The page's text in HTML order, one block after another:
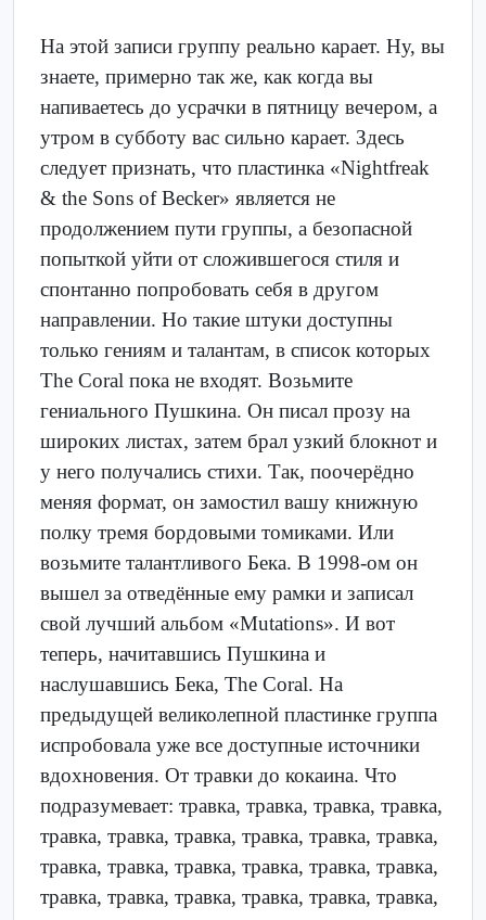
На этой записи группу реально карает. Ну, вы
знаете, примерно так же, как когда вы
напиваетесь до усрачки в пятницу вечером, а
утром в субботу вас сильно карает. Здесь
следует признать, что пластинка «Nightfreak
& the Sons of Becker» является не
продолжением пути группы, а безопасной
попыткой уйти от сложившегося стиля и
спонтанно попробовать себя в другом
направлении. Но такие штуки доступны
только гениям и талантам, в список которых
The Coral пока не входят. Возьмите
гениального Пушкина. Он писал прозу на
широких листах, затем брал узкий блокнот и
у него получались стихи. Так, поочерёдно
меняя формат, он замостил вашу книжную
полку тремя бордовыми томиками. Или
возьмите талантливого Бека. В 1998-ом он
вышел за отведённые ему рамки и записал
свой лучший альбом «Mutations». И вот
теперь, начитавшись Пушкина и
наслушавшись Бека, The Coral. На
предыдущей великолепной пластинке группа
испробовала уже все доступные источники
вдохновения. От травки до кокаина. Что
подразумевает: травка, травка, травка, травка,
травка, травка, травка, травка, травка, травка,
травка, травка, травка, травка, травка, травка,
травка, травка, травка, травка, травка, травка,